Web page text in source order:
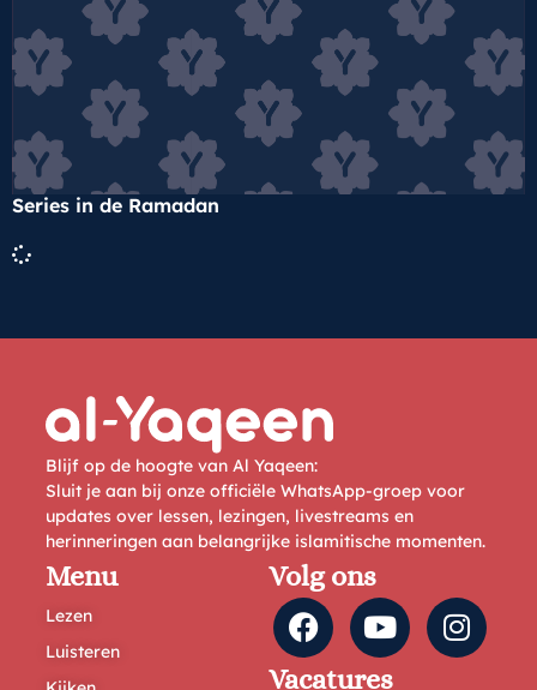
Series in de Ramadan
Blijf op de hoogte van Al Yaqeen:
Sluit je aan bij onze officiële WhatsApp-groep voor
updates over lessen, lezingen, livestreams en
herinneringen aan belangrijke islamitische momenten.
Menu
Lezen
Luisteren
Volg ons
Vacatures